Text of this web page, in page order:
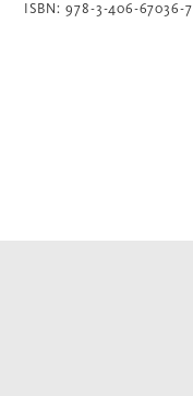
ISBN: 978-3-406-67036-7